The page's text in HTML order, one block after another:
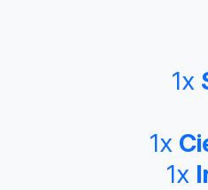
1x
1x
1x